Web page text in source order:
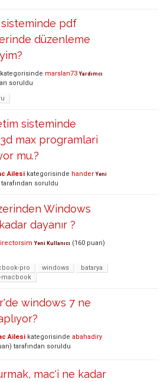
pdf
düzenleme
marslan73 Yardımcı
soruldu
sisteminde
max programlari
mu.?
Ailesi kategorisinde hander Yeni
tarafından soruldu
Windows
dayanır ?
Yeni Kullanıcı (160 puan)
pro windows
batarya
macbook
windows 7 ne
Ailesi kategorisinde abahadiry
tarafından soruldu
mac'i ne kadar